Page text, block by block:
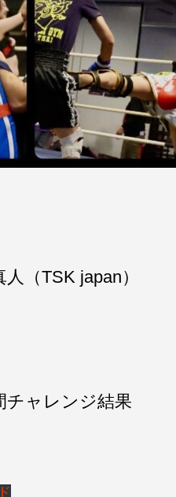
（TSK japan）
チャレンジ結果